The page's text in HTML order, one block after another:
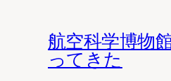
航空科学博物
ってきた